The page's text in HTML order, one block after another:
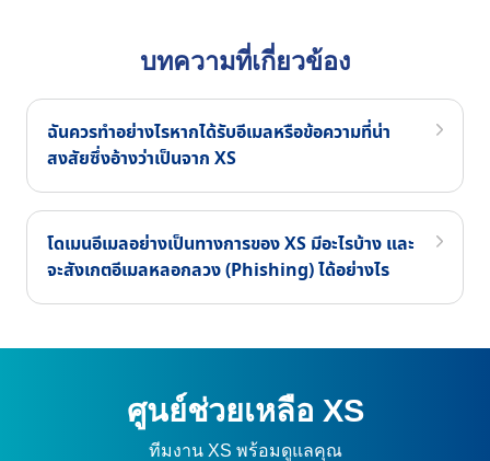
บทความที่เกี่ยวข้อง
ฉันควรทำอย่างไรหากได้รับอีเมลหรือข้อความที่น่า
สงสัยซึ่งอ้างว่าเป็นจาก XS
โดเมนอีเมลอย่างเป็นทางการของ XS มีอะไรบ้าง และ
จะสังเกตอีเมลหลอกลวง (Phishing) ได้อย่างไร
ศูนย์ช่วยเหลือ XS
ทีมงาน XS พร้อมดูแลคุณ